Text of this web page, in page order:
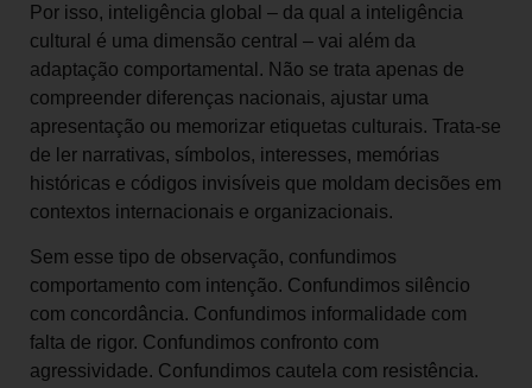
Por isso, inteligência global – da qual a inteligência
cultural é uma dimensão central – vai além da
adaptação comportamental. Não se trata apenas de
compreender diferenças nacionais, ajustar uma
apresentação ou memorizar etiquetas culturais. Trata-se
de ler narrativas, símbolos, interesses, memórias
históricas e códigos invisíveis que moldam decisões em
contextos internacionais e organizacionais.
Sem esse tipo de observação, confundimos
comportamento com intenção. Confundimos silêncio
com concordância. Confundimos informalidade com
falta de rigor. Confundimos confronto com
agressividade. Confundimos cautela com resistência.